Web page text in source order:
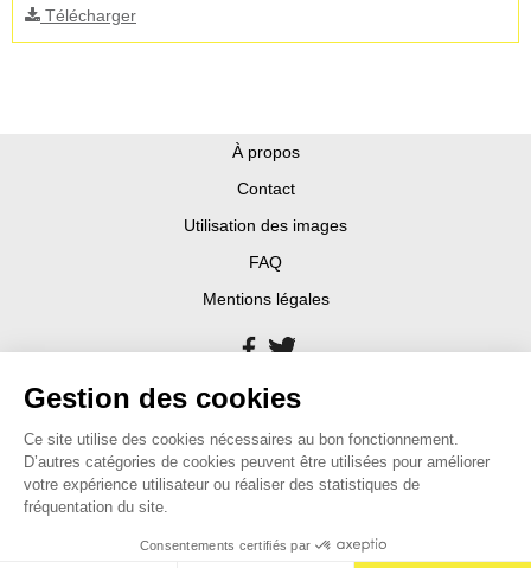
Télécharger
À propos
Contact
Utilisation des images
FAQ
Mentions légales
Gestion des cookies
Ce site utilise des cookies nécessaires au bon fonctionnement.
D’autres catégories de cookies peuvent être utilisées pour améliorer
votre expérience utilisateur ou réaliser des statistiques de
fréquentation du site.
Consentements certifiés par